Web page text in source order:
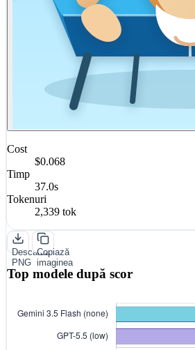
Cost
$0.068
Timp
37.0s
Tokenuri
2,339 tok
Descarcă
PNG
Copiază
imaginea
Top modele după scor